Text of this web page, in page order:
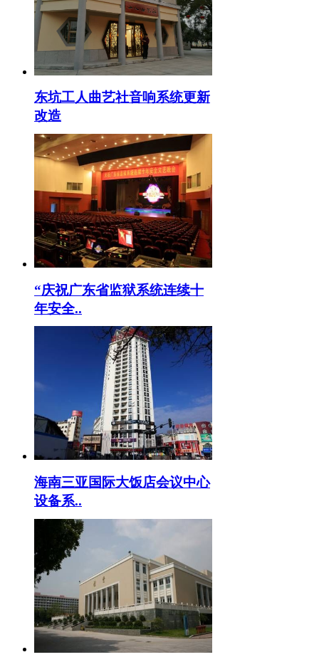
东坑工人曲艺社音响系统更新
改造
“庆祝广东省监狱系统连续十
年安全..
海南三亚国际大饭店会议中心
设备系..